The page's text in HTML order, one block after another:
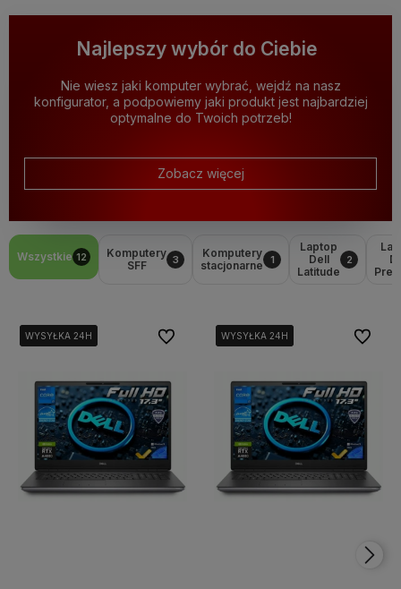
Najlepszy wybór do Ciebie
Nie wiesz jaki komputer wybrać, wejdź na nasz
konfigurator, a podpowiemy jaki produkt jest najbardziej
optymalne do Twoich potrzeb!
Zobacz więcej
Wszystkie 12
Komputery
SFF
3
Komputery
stacjonarne
1
Laptop
Dell
Latitude
2
WYSYŁKA 24H
WYSYŁKA 24H
WYSYŁKA 24H Do ulubionychWYSYŁKA 24H
WYSYŁKA 24H
WYSYŁKA 24H Do